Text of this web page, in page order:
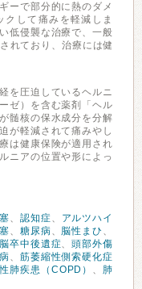
ーで部分的に熱のダメ
して痛みを軽減しま
低侵襲な治療で、一般
れており、治療には健
を圧迫しているヘルニ
ゼ）を含む薬剤「ヘル
髄核の保水成分を分解
が軽減されて痛みやし
は健康保険が適用され
ニアの位置や形によっ
、 認知症、
アルツハイ
、 糖尿病、 脳性まひ 、
脳卒中後遺症、頭部外傷
、 筋萎縮性側索硬化症
肺疾患（COPD） 、 肺